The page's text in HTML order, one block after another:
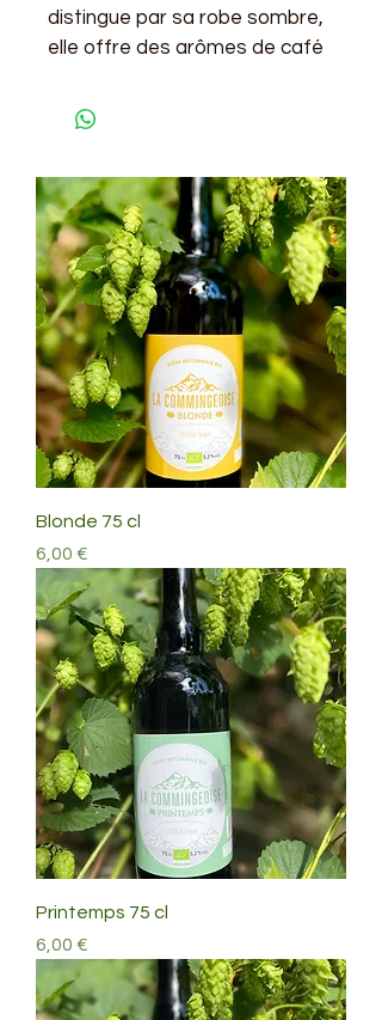
distingue par sa robe sombre,
elle offre des arômes de café
révèle le goût du malt torréfié
6.2°
Blonde 75 cl
Prix
6,00 €
Printemps 75 cl
Prix
6,00 €